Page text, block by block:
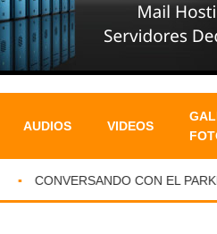
AUDIOS VIDEOS
CONVERSANDO CON EL